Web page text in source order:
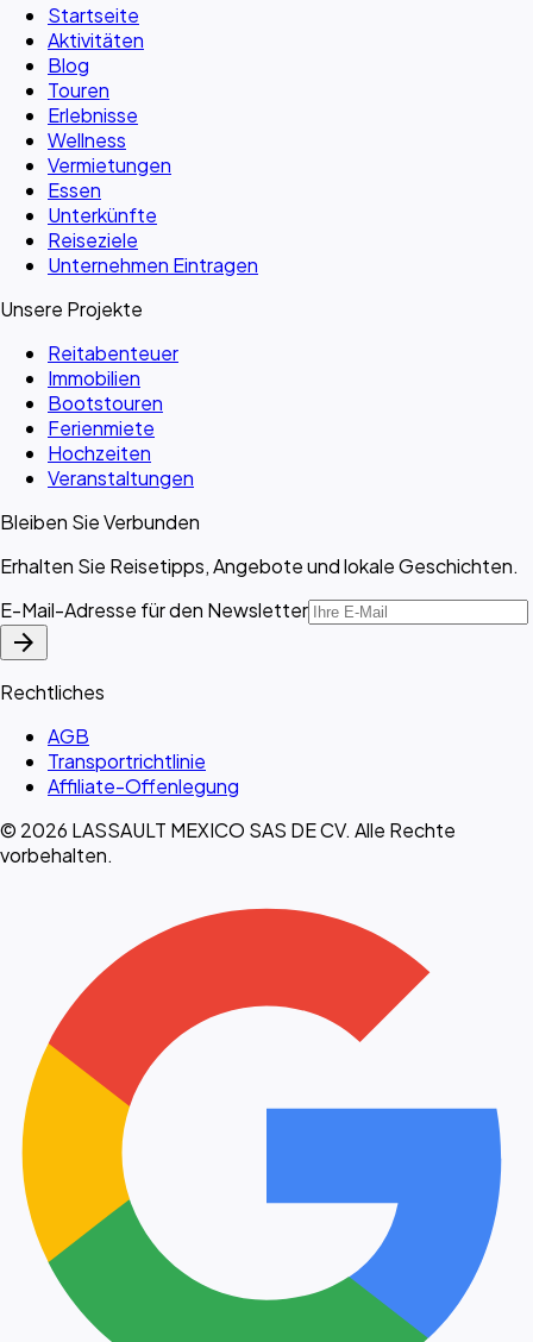
Startseite
Aktivitäten
Blog
Touren
Erlebnisse
Wellness
Vermietungen
Essen
Unterkünfte
Reiseziele
Unternehmen Eintragen
Unsere Projekte
Reitabenteuer
Immobilien
Bootstouren
Ferienmiete
Hochzeiten
Veranstaltungen
Bleiben Sie Verbunden
Erhalten Sie Reisetipps, Angebote und lokale Geschichten.
E-Mail-Adresse für den Newsletter
arrow_forward
Rechtliches
AGB
Transportrichtlinie
Affiliate-Offenlegung
© 2026 LASSAULT MEXICO SAS DE CV. Alle Rechte
vorbehalten.